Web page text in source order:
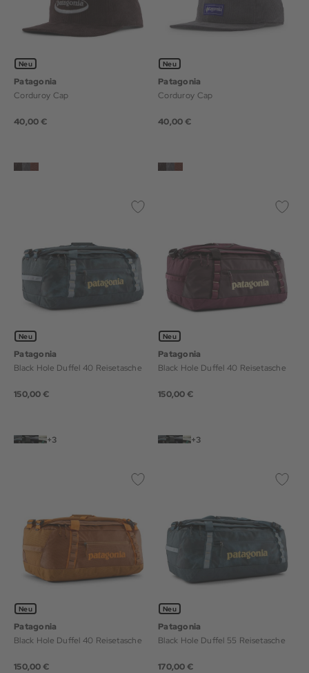
Neu
Patagonia
Corduroy Cap
40,00 €
Neu
Patagonia
Corduroy Cap
40,00 €
Neu
Patagonia
Black Hole Duffel 40 Reisetasche
150,00 €
+3
Neu
Patagonia
Black Hole Duffel 40 Reisetasche
150,00 €
+3
Neu
Patagonia
Black Hole Duffel 40 Reisetasche
150,00 €
Neu
Patagonia
Black Hole Duffel 55 Reisetasche
170,00 €